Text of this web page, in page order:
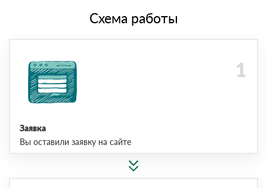
Схема работы
Заявка
Вы оставили заявку на сайте